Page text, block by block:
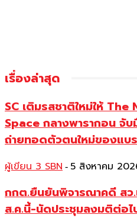
เรื่องล่าสุด
SC เติมรสชาติใหม่ให้
Space กลางพารากอน จั
ถ่ายทอดตัวตนใหม่ของแบ
ผู้เขียน 3 SBN - 5 สิงหาคม
กกต.ยืนยันพิจารณาคดี สว.
ส.ค.นี้-นัดประชุมลงมติต่อไ